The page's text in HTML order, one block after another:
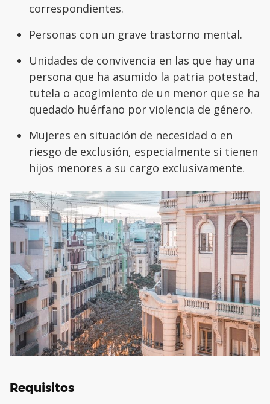
correspondientes.
Personas con un grave trastorno mental.
Unidades de convivencia en las que hay una
persona que ha asumido la patria potestad,
tutela o acogimiento de un menor que se ha
quedado huérfano por violencia de género.
Mujeres en situación de necesidad o en
riesgo de exclusión, especialmente si tienen
hijos menores a su cargo exclusivamente.
Requisitos